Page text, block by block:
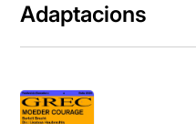
Adaptacions